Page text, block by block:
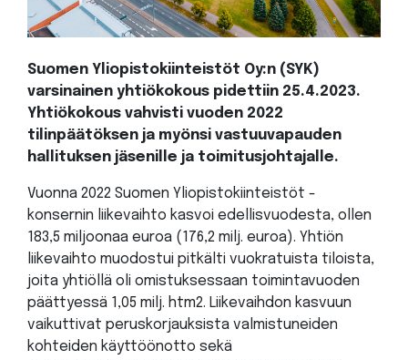
Suomen Yliopistokiinteistöt Oy:n (SYK)
varsinainen yhtiökokous pidettiin 25.4.2023.
Yhtiökokous vahvisti vuoden 2022
tilinpäätöksen ja myönsi vastuuvapauden
hallituksen jäsenille ja toimitusjohtajalle.
Vuonna 2022 Suomen Yliopistokiinteistöt -
konsernin liikevaihto kasvoi edellisvuodesta, ollen
183,5 miljoonaa euroa (176,2 milj. euroa). Yhtiön
liikevaihto muodostui pitkälti vuokratuista tiloista,
joita yhtiöllä oli omistuksessaan toimintavuoden
päättyessä 1,05 milj. htm2. Liikevaihdon kasvuun
vaikuttivat peruskorjauksista valmistuneiden
kohteiden käyttöönotto sekä